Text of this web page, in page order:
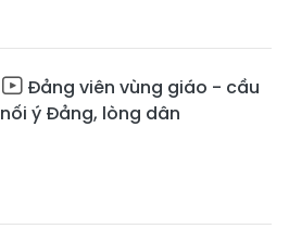
Đảng viên vùng giáo - cầu
nối ý Đảng, lòng dân